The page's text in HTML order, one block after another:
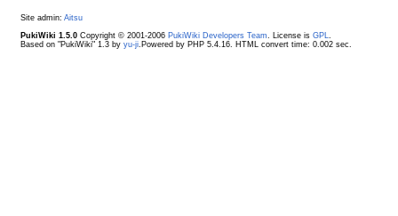
Site admin: Aitsu
PukiWiki 1.5.0Copyright © 2001-2006 PukiWiki Developers Team . License is GPL
Based on "PukiWiki" 1.3 by yu-ji.Powered by PHP 5.4.16. HTML convert time: 0.002 sec.